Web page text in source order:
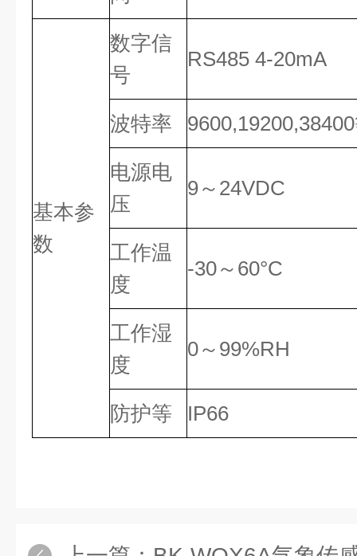
基本参
数
数字信
号
RS485 4-20mA
波特率
电源电
压
9～24VDC
工作温
度
-30～60°C
工作湿
度
0～99%RH
防护等 IP66